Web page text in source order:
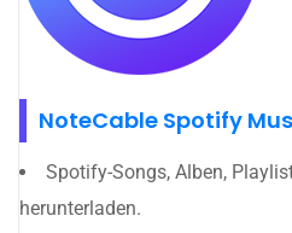
NoteCable Spotify
Spotify-Songs, Alben,
herunterladen.